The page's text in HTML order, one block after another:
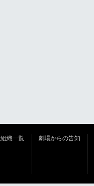
組織一覧 劇場からの告知